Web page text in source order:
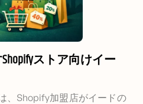
ストア向けイー
、Shopify加盟店がイードの